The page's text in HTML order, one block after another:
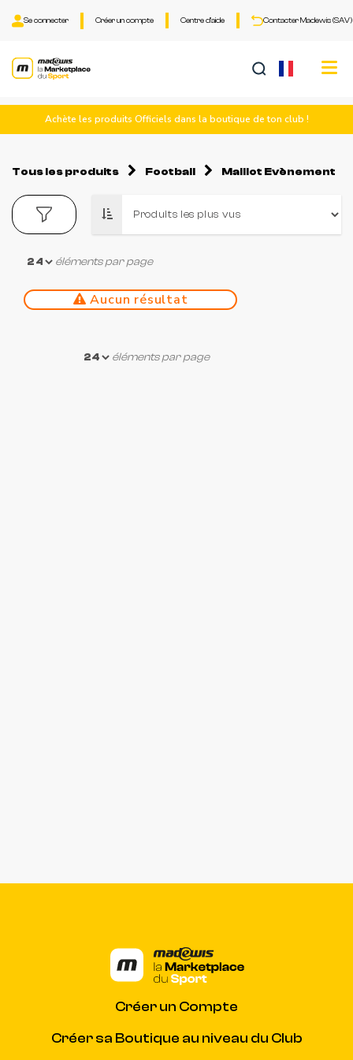
Centre d'aide Contacter Madewis (SAV)
Créer un compte
Se connecter
Achète les produits Officiels dans la boutique de ton club !
Tous les produits Football Maillot Evènement
éléments par page
Aucun résultat
éléments par page
Créer un Compte
Créer sa Boutique au niveau du Club